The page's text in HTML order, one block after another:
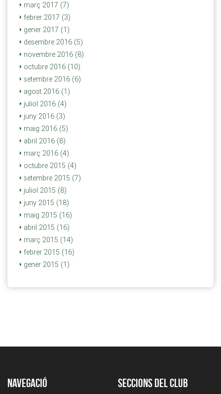
març 2017 (7)
febrer 2017 (3)
gener 2017 (1)
desembre 2016 (5)
novembre 2016 (8)
octubre 2016 (10)
setembre 2016 (6)
agost 2016 (1)
juliol 2016 (4)
juny 2016 (3)
maig 2016 (5)
abril 2016 (8)
març 2016 (4)
octubre 2015 (4)
setembre 2015 (7)
juliol 2015 (8)
juny 2015 (18)
maig 2015 (16)
abril 2015 (16)
març 2015 (14)
febrer 2015 (16)
gener 2015 (1)
Navegació Seccions del club